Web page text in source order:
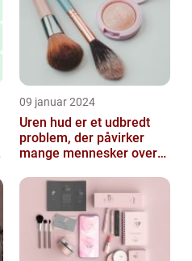
skønhedspr...
09 januar 2024
Uren hud er et udbredt
problem, der påvirker
mange mennesker over